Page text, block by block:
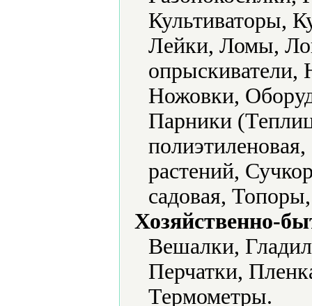
Культиваторы,
Лейки, Ломы,
Ножовки,
Парники
растений,
садовая,
Хозяйственно-
Вешалки,
Перчатки,
Термометры.